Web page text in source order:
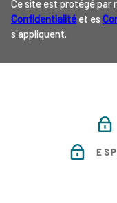
Ce site est protégé par
Confidentialité et es
s'appliquent.